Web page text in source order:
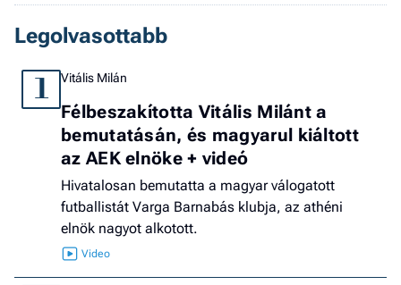
Legolvasottabb
1 Vitális Milán
Félbeszakította Vitális Milánt a
bemutatásán, és magyarul kiáltott
az AEK elnöke + videó
Hivatalosan bemutatta a magyar válogatott
futballistát Varga Barnabás klubja, az athéni
elnök nagyot alkotott.